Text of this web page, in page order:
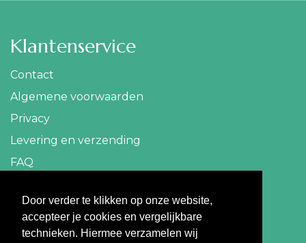
Door verder te klikken op onze website,
accepteer je cookies en vergelijkbare
technieken. Hiermee verzamelen wij
Klantenservice
Contact
Algemene voorwaarden
Privacy
Levering en verzending
FAQ
Contact
info@travelbazaar.nl